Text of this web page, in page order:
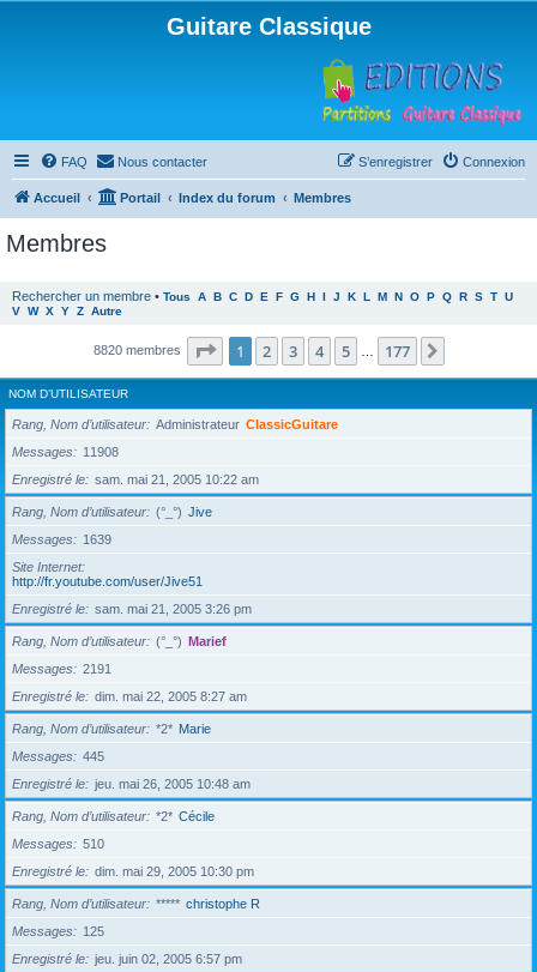
Guitare Classique
FAQ Nous contacter Connexion
S’enregistrer
Accueil Portail Index du forum Membres
Membres
Rechercher un membre • Tous A B C D E F G H I J K L M N O P Q R S T U
V W X Y Z Autre
8820 membres Page 1sur177
1 2 3 4 5 177
NOM D’UTILISATEUR
Rang, Nom d’utilisateur Administrateur ClassicGuitare
Messages
11908
Enregistré le
sam. mai 21, 2005 10:22 am
Rang, Nom d’utilisateur (°_°) Jive
Messages
1639
Site Internet
http://fr.youtube.com/user/Jive51
Enregistré le
sam. mai 21, 2005 3:26 pm
Rang, Nom d’utilisateur (°_°) Marief
Messages
2191
Enregistré le
dim. mai 22, 2005 8:27 am
Rang, Nom d’utilisateur *2* Marie
Messages
445
Enregistré le
jeu. mai 26, 2005 10:48 am
Rang, Nom d’utilisateur *2* Cécile
Messages
510
Enregistré le
dim. mai 29, 2005 10:30 pm
Rang, Nom d’utilisateur ***** christophe R
Messages
125
Enregistré le
jeu. juin 02, 2005 6:57 pm